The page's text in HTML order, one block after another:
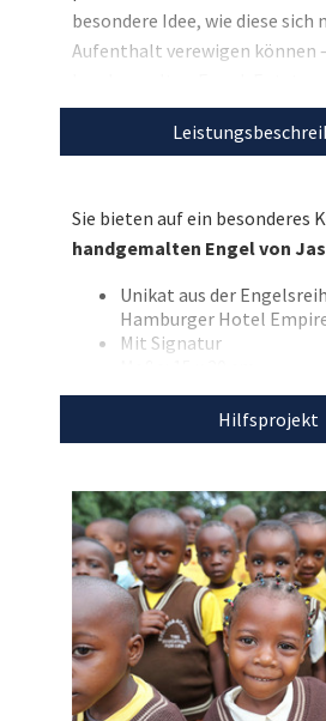
besondere Idee, wie diese sich
Aufenthalt verewigen können
handgemalten Engel.
vergangenen Jahren rund 140
ideenreiche und farbenfrohe
hier nun die Chance sich den
Engel von Sänger Jason
Bieten Sie mit und lassen Sie
nicht entgehen!
Entdecken Sie bei uns auch
einzigartige Auktionenfür
Sie bieten auf ein besonderes
handgemalten Engel von
Unikat aus der
Hamburger Hotel
Mit Signatur
Mit Baumwolle
von Prominenten:
Jason Derulo“ leiten wir
Kosten, an BILD hilft e.V. „Ein
weiter.
Hilfsprojekt